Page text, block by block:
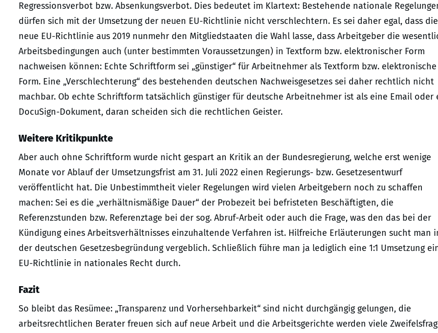
Regressionsverbot bzw. Absenkungsverbot. Dies bedeutet im Klartext: Bestehende nationale
dürfen sich mit der Umsetzung der neuen EU-Richtlinie nicht verschlechtern. Es sei daher egal, dass die
neue EU-Richtlinie aus 2019 nunmehr den Mitgliedstaaten die Wahl lasse, dass Arbeitgeber die
Arbeitsbedingungen auch (unter bestimmten Voraussetzungen) in Textform bzw. elektronischer Form
nachweisen können: Echte Schriftform sei „günstiger“ für Arbeitnehmer als Textform bzw. elektronische
Form. Eine „Verschlechterung“ des bestehenden deutschen Nachweisgesetzes sei daher rechtlich nicht
machbar. Ob echte Schriftform tatsächlich günstiger für deutsche Arbeitnehmer ist als eine Email oder
DocuSign-Dokument, daran scheiden sich die rechtlichen Geister.
Weitere Kritikpunkte
Aber auch ohne Schriftform wurde nicht gespart an Kritik an der Bundesregierung, welche erst wenige
Monate vor Ablauf der Umsetzungsfrist am 31. Juli 2022 einen Regierungs- bzw. Gesetzesentwurf
veröffentlicht hat. Die Unbestimmtheit vieler Regelungen wird vielen Arbeitgebern noch zu schaffen
machen: Sei es die „verhältnismäßige Dauer“ der Probezeit bei befristeten Beschäftigten, die
Referenzstunden bzw. Referenztage bei der sog. Abruf-Arbeit oder auch die Frage, was den das bei der
Kündigung eines Arbeitsverhältnisses einzuhaltende Verfahren ist. Hilfreiche Erläuterungen sucht man
der deutschen Gesetzesbegründung vergeblich. Schließlich führe man ja lediglich eine 1:1 Umsetzung
EU-Richtlinie in nationales Recht durch.
Fazit
So bleibt das Resümee: „Transparenz und Vorhersehbarkeit“ sind nicht durchgängig gelungen, die
arbeitsrechtlichen Berater freuen sich auf neue Arbeit und die Arbeitsgerichte werden viele